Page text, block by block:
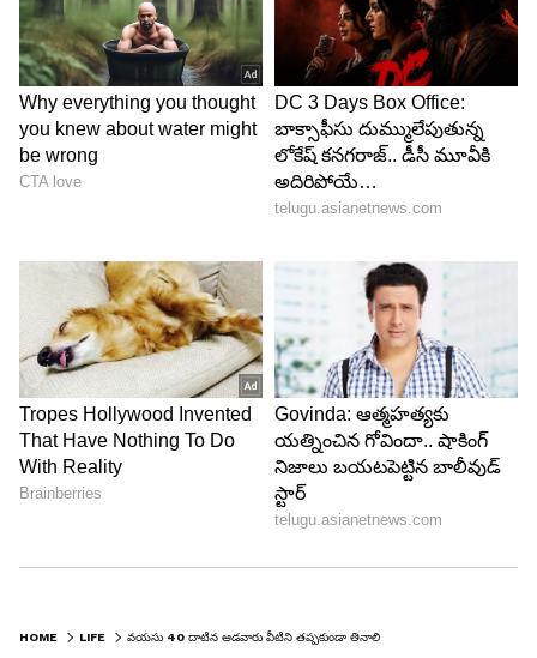
విటమిన్లు, ఖనిజాలు లేకుండా మీ శరీరం సరిగ్గా పనిచేయదు.
అందుకే పండ్లు, కూరగాయలు, చిక్కుళ్లు, బీన్స్, గుడ్లు,
తృణధాన్యాలు, చేపలు, షెల్ఫిష్ వంటి ఆహారాలను తినండి.
వీటిద్వారా మీ శరీరానికి అవసరమైన సూక్ష్మపోషకాలు
అందుతాయి.
HOME LIFE వయసు 40 దాటిన ఆడవారు వీటిని తప్పకుండా తినాలి